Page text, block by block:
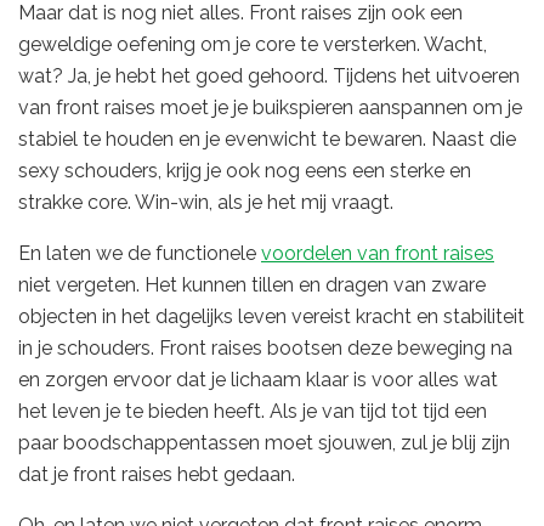
Maar dat is nog niet alles. Front raises zijn ook een
geweldige oefening om je core te versterken. Wacht,
wat? Ja, je hebt het goed gehoord. Tijdens het uitvoeren
van front raises moet je je buikspieren aanspannen om je
stabiel te houden en je evenwicht te bewaren. Naast die
sexy schouders, krijg je ook nog eens een sterke en
strakke core. Win-win, als je het mij vraagt.
En laten we de functionele voordelen van front raises
niet vergeten. Het kunnen tillen en dragen van zware
objecten in het dagelijks leven vereist kracht en stabiliteit
in je schouders. Front raises bootsen deze beweging na
en zorgen ervoor dat je lichaam klaar is voor alles wat
het leven je te bieden heeft. Als je van tijd tot tijd een
paar boodschappentassen moet sjouwen, zul je blij zijn
dat je front raises hebt gedaan.